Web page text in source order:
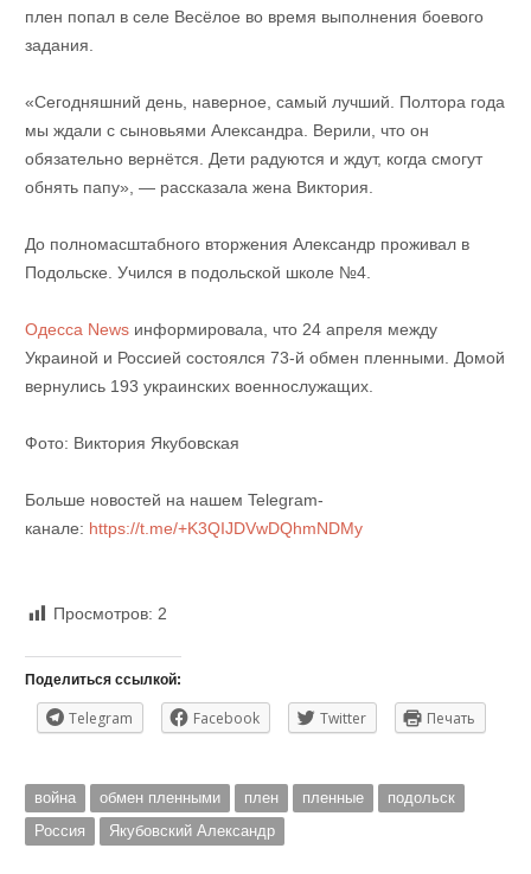
плен попал в селе Весёлое во время выполнения боевого
задания.
«Сегодняшний день, наверное, самый лучший. Полтора года
мы ждали с сыновьями Александра. Верили, что он
обязательно вернётся. Дети радуются и ждут, когда смогут
обнять папу», — рассказала жена Виктория.
До полномасштабного вторжения Александр проживал в
Подольске. Учился в подольской школе №4.
Одесса Newsинформировала, что 24 апреля между
Украиной и Россией состоялся 73-й обмен пленными. Домой
вернулись 193 украинских военнослужащих.
Фото: Виктория Якубовская
Больше новостей на нашем Telegram-
канале: https://t.me/+K3QIJDVwDQhmNDMy
Просмотров: 2
Поделиться ссылкой:
Telegram Facebook Twitter Печать
война обмен пленными плен пленные
подольск
Россия
Якубовский Александр